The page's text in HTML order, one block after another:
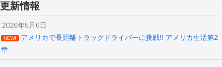
更新情報
2026年5月6日
NEW!
アメリカで長距離トラックドライバーに挑戦!! アメリカ生活第2
章